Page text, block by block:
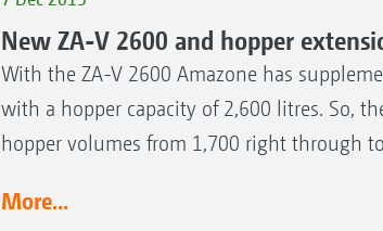
New ZA-V 2600 and hopper
With the ZA-V 2600 Amazone has
with a hopper capacity of 2,600 litres. So,
hopper volumes from 1,700 right through
More...